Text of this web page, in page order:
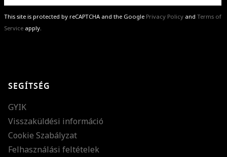
This site is protected by reCAPTCHA and the Google Privacy Policy and Terms of
Service apply.
különleges ajánlatainkat és stílustippjeinket!
SEGÍTSÉG
GYIK
Visszaküldési információ
Cookie Szabályzat
Felhasználási feltételek